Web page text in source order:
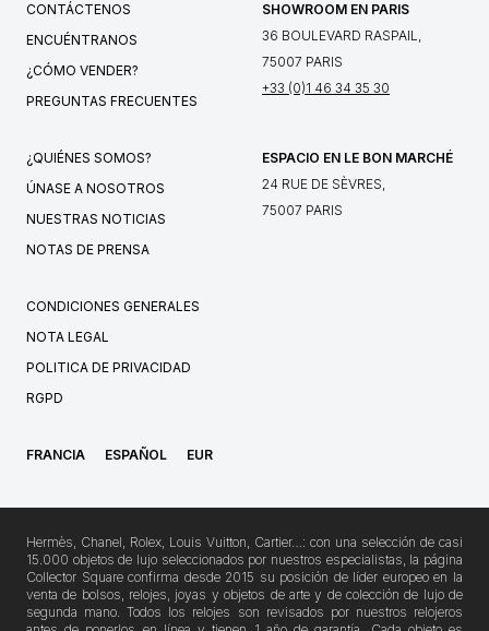
CONTÁCTENOS
ENCUÉNTRANOS
¿CÓMO VENDER?
PREGUNTAS FRECUENTES
SHOWROOM EN PARIS
36 BOULEVARD RASPAIL,
75007 PARIS
+33 (0)1 46 34 35 30
¿QUIÉNES SOMOS?
ÚNASE A NOSOTROS
NUESTRAS NOTICIAS
NOTAS DE PRENSA
ESPACIO EN LE BON MARCHÉ
24 RUE DE SÈVRES,
75007 PARIS
CONDICIONES GENERALES
NOTA LEGAL
POLITICA DE PRIVACIDAD
RGPD
FRANCIA ESPAÑOL EUR
Hermès, Chanel, Rolex, Louis Vuitton, Cartier…: con una selección de casi
15.000 objetos de lujo seleccionados por nuestros especialistas, la página
Collector Square confirma desde 2015 su posición de líder europeo en la
venta de bolsos, relojes, joyas y objetos de arte y de colección de lujo de
segunda mano. Todos los relojes son revisados por nuestros relojeros